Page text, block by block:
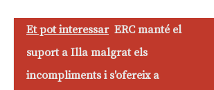
Et pot interessar ERC manté el
suport a Illa malgrat els
incompliments i s'ofereix a